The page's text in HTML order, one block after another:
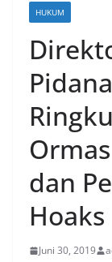
HUKUM
dan
Hoaks
Juni 30, 2019